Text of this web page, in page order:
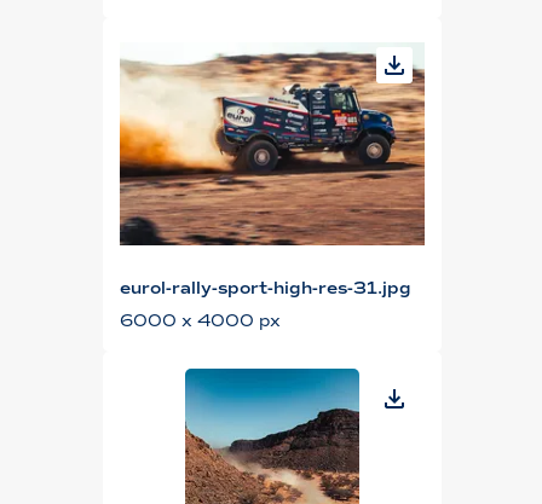
eurol-rally-sport-high-res-31.jpg
6000 x 4000 px